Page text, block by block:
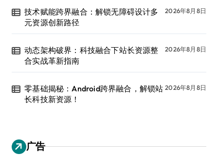
技术赋能跨界融合：解锁无障碍设计多
元资源创新路径
2026年8月8日
动态架构破界：科技融合下站长资源整
合实战革新指南
2026年8月8日
零基础揭秘：Android跨界融合，解锁站
长科技新资源！
2026年8月8日
广告